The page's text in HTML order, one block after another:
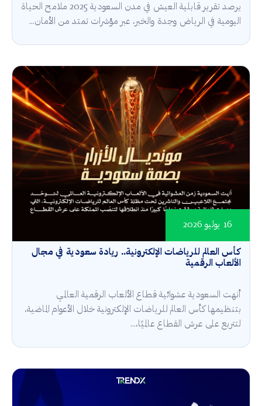
يرصد تقرير قابلية العيش في مدن السعودية 2025 ملامح الحياة
اليومية في الرياض وجدة والخبر، عبر مؤشرات تمتد من الأمان...
كأس العالم للرياضات الإلكترونية.. ريادة سعودية في مجال
الألعاب الرقمية
16 يوليو 2026
أنهت السعودية عشوائية قطاع الألعاب الرقمية العالمي
بتنظيمها كأس العالم للرياضات الإلكترونية خلال الأعوام الماضية،
لتتربع على عرش القطاع عالميًا،...